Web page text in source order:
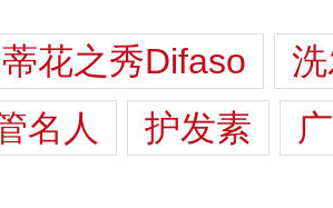
蒂花之秀Difaso
名人
护发素